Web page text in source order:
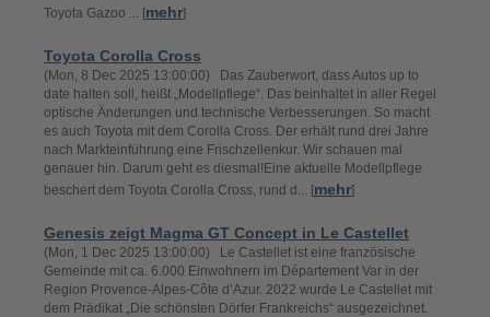
Toyota Gazoo ... [mehr]
Toyota Corolla Cross
(Mon, 8 Dec 2025 13:00:00) Das Zauberwort, dass Autos up to
date halten soll, heißt „Modellpflege“. Das beinhaltet in aller Regel
optische Änderungen und technische Verbesserungen. So macht
es auch Toyota mit dem Corolla Cross. Der erhält rund drei Jahre
nach Markteinführung eine Frischzellenkur. Wir schauen mal
genauer hin. Darum geht es diesmal!Eine aktuelle Modellpflege
beschert dem Toyota Corolla Cross, rund d... [mehr]
Genesis zeigt Magma GT Concept in Le Castellet
(Mon, 1 Dec 2025 13:00:00) Le Castellet ist eine französische
Gemeinde mit ca. 6.000 Einwohnern im Département Var in der
Region Provence-Alpes-Côte d’Azur. 2022 wurde Le Castellet mit
dem Prädikat „Die schönsten Dörfer Frankreichs“ ausgezeichnet.